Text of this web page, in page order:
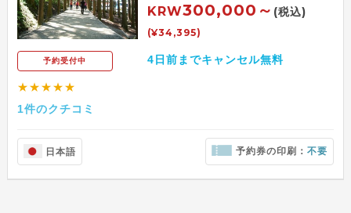
予約受付中
★★★★★
1件のクチコミ
KRW300,000～ (税込)
(¥34,395)
4日前までキャンセル無料
日本語 予約券の印刷：不要